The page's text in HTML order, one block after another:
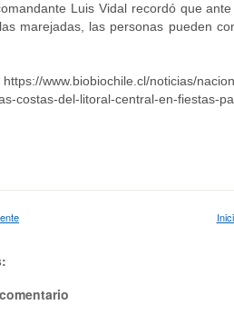
Luis Vidal recordó que
marejadas, las personas pueden
www.biobiochile.cl/noticias/
costas-del-litoral-central-en-fiestas-